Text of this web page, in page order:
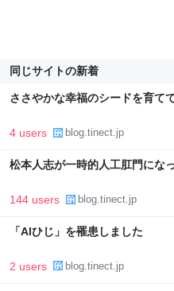
同じサイトの新着
ささやかな幸福のシードを育て
4 users blog.tinect.jp
松本人志が一時的人工肛門にな
144 users blog.tinect.jp
「AIひじ」を罹患しました
2 users blog.tinect.jp